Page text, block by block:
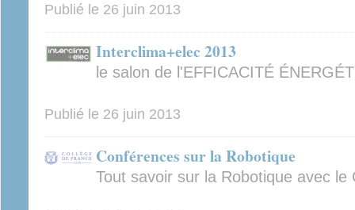
Publié le 26 juin 2013
Interclima+elec 2013
le salon de l'EFFICACITÉ
Publié le 26 juin 2013
Conférences sur la Robotique
Tout savoir sur la Robotique avec le